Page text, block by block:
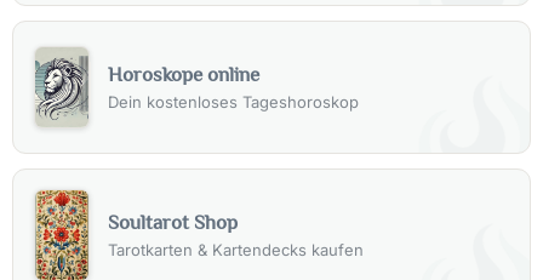
Horoskope online
Dein kostenloses Tageshoroskop
Soultarot Shop
Tarotkarten & Kartendecks kaufen